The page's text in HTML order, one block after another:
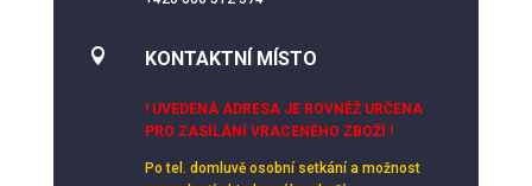
 KONTAKTNÍ MÍSTO
! UVEDENÁ ADRESA JE ROVNĚŽ URČENA
PRO ZASÍLÁNÍ VRACENÉHO ZBOŽÍ !
Po tel. domluvě osobní setkání a možnost